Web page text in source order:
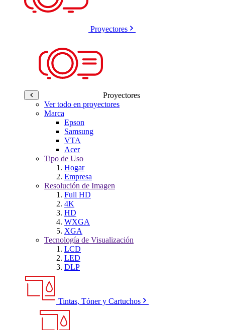
Proyectores
Proyectores
Ver todo en proyectores
Marca
Epson
Samsung
VTA
Acer
Tipo de Uso
Hogar
Empresa
Resolución de Imagen
Full HD
4K
HD
WXGA
XGA
Tecnología de Visualización
LCD
LED
DLP
Tintas, Tóner y Cartuchos